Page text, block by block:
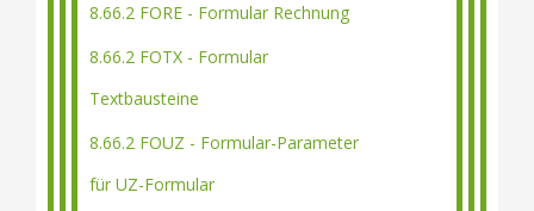
8.66.2 FORE - Formular Rechnung
8.66.2 FOTX - Formular
Textbausteine
8.66.2 FOUZ - Formular-Parameter
für UZ-Formular